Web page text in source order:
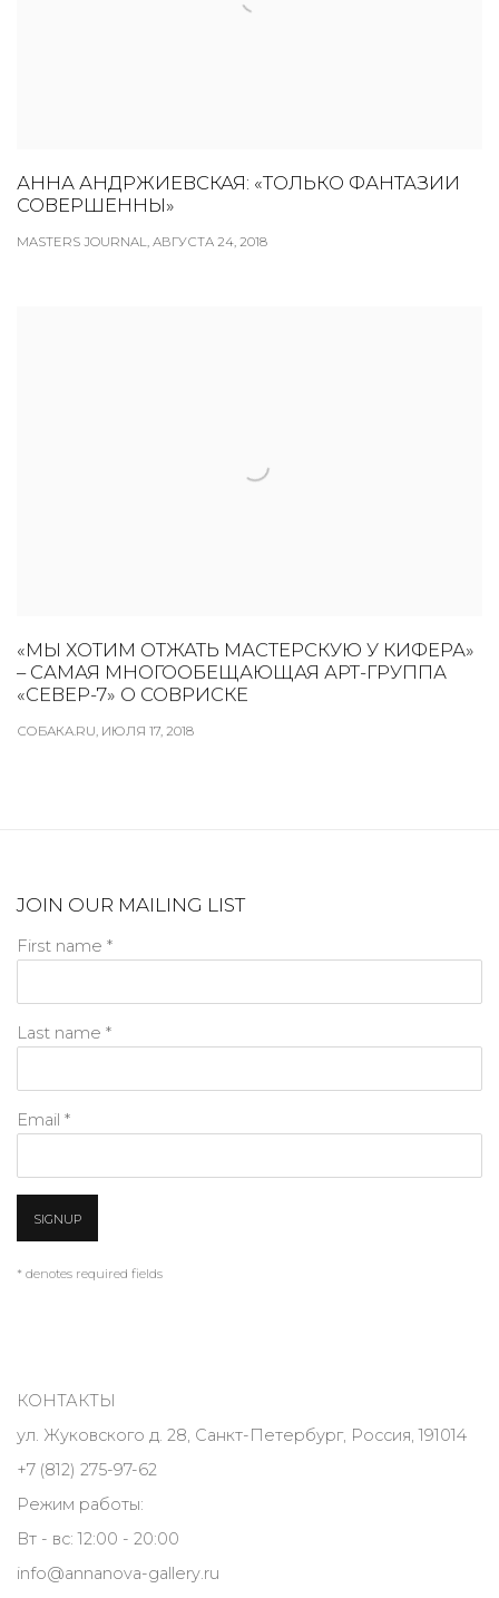
АННА АНДРЖИЕВСКАЯ: «ТОЛЬКО ФАНТАЗИИ
СОВЕРШЕННЫ»
MASTERS JOURNAL, АВГУСТА 24, 2018
«МЫ ХОТИМ ОТЖАТЬ МАСТЕРСКУЮ У КИФЕРА»
– САМАЯ МНОГООБЕЩАЮЩАЯ АРТ-ГРУППА
«СЕВЕР-7» О СОВРИСКЕ
СОБАКА.RU, ИЮЛЯ 17, 2018
JOIN OUR MAILING LIST
First name *
Last name *
Email *
SIGNUP
* denotes required fields
КОНТАКТЫ
ул. Жуковского д. 28, Санкт-Петербург, Россия, 191014
+7 (812) 275-97-62
Режим работы:
Вт - вс: 12:00 - 20:00
info@annanova-gallery.ru